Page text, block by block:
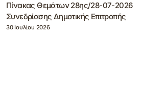
Πίνακας Θεμάτων 28ης/28-07-2026
Συνεδρίασης Δημοτικής Επιτροπής
30 Ιουλίου 2026